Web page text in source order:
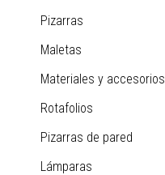
Pizarras
Maletas
Materiales y accesorios
Rotafolios
Pizarras de pared
Lámparas